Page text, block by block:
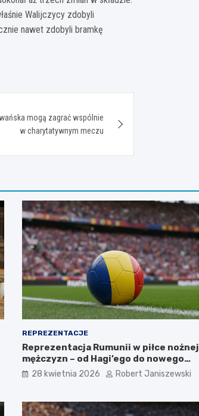
Walijczycy zdobyli
nawet zdobyli bramkę
mogą zagrać wspólnie
w charytatywnym meczu
REPREZENTACJE
Reprezentacja Rumunii w piłce nożnej
mężczyzn – od Hagi’ego do nowego
pokolenia
28 kwietnia 2026 Robert Janiszewski